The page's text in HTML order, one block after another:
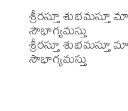
శ్రీరస్తూ
సౌభాగ్యమస్తు
శ్రీరస్తూ